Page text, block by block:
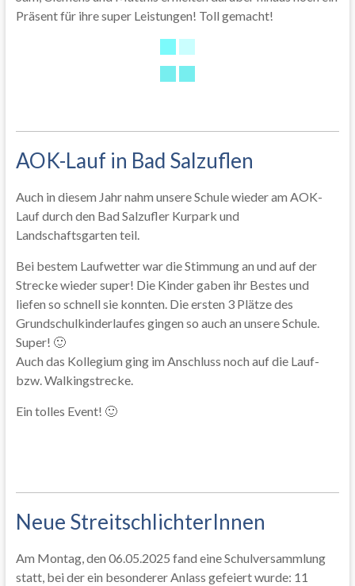
Präsent für ihre super Leistungen! Toll gemacht!
AOK-Lauf in Bad Salzuflen
Auch in diesem Jahr nahm unsere Schule wieder am AOK-
Lauf durch den Bad Salzufler Kurpark und
Landschaftsgarten teil.
Bei bestem Laufwetter war die Stimmung an und auf der
Strecke wieder super! Die Kinder gaben ihr Bestes und
liefen so schnell sie konnten. Die ersten 3 Plätze des
Grundschulkinderlaufes gingen so auch an unsere Schule.
Super! 🙂
Auch das Kollegium ging im Anschluss noch auf die Lauf-
bzw. Walkingstrecke.
Ein tolles Event! 🙂
Neue StreitschlichterInnen
Am Montag, den 06.05.2025 fand eine Schulversammlung
statt, bei der ein besonderer Anlass gefeiert wurde: 11